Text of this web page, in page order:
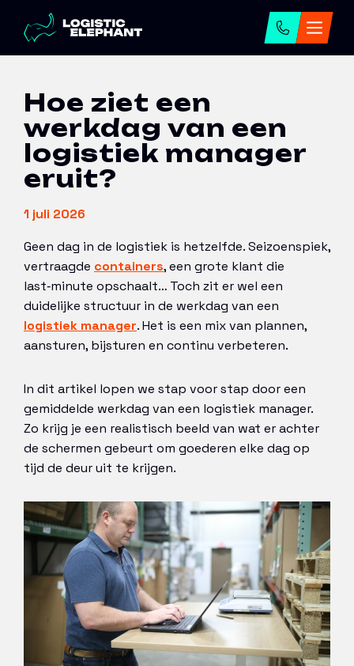
Home →Artikelen
Hoe ziet een werkdag van
een logistiek manager eruit?
Hoe ziet een
werkdag van een
logistiek manager
eruit?
1 juli 2026
Geen dag in de logistiek is hetzelfde. Seizoenspiek,
vertraagde containers, een grote klant die
last‑minute opschaalt… Toch zit er wel een
duidelijke structuur in de werkdag van een
logistiek manager. Het is een mix van plannen,
aansturen, bijsturen en continu verbeteren.
In dit artikel lopen we stap voor stap door een
gemiddelde werkdag van een logistiek manager.
Zo krijg je een realistisch beeld van wat er achter
de schermen gebeurt om goederen elke dag op
tijd de deur uit te krijgen.